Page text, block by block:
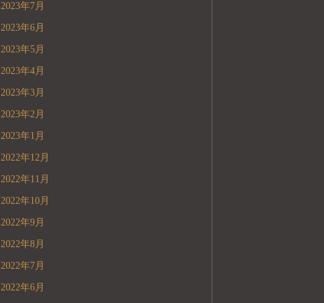
2023年7月
2023年6月
2023年5月
2023年4月
2023年3月
2023年2月
2023年1月
2022年12月
2022年11月
2022年10月
2022年9月
2022年8月
2022年7月
2022年6月